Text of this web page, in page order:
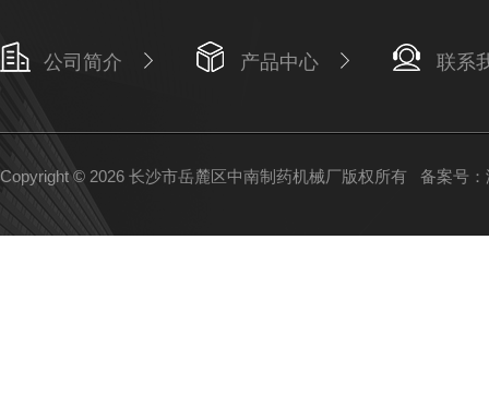
公司简介 产品中心 联系
Copyright © 2026 长沙市岳麓区中南制药机械厂版权所有 备案号